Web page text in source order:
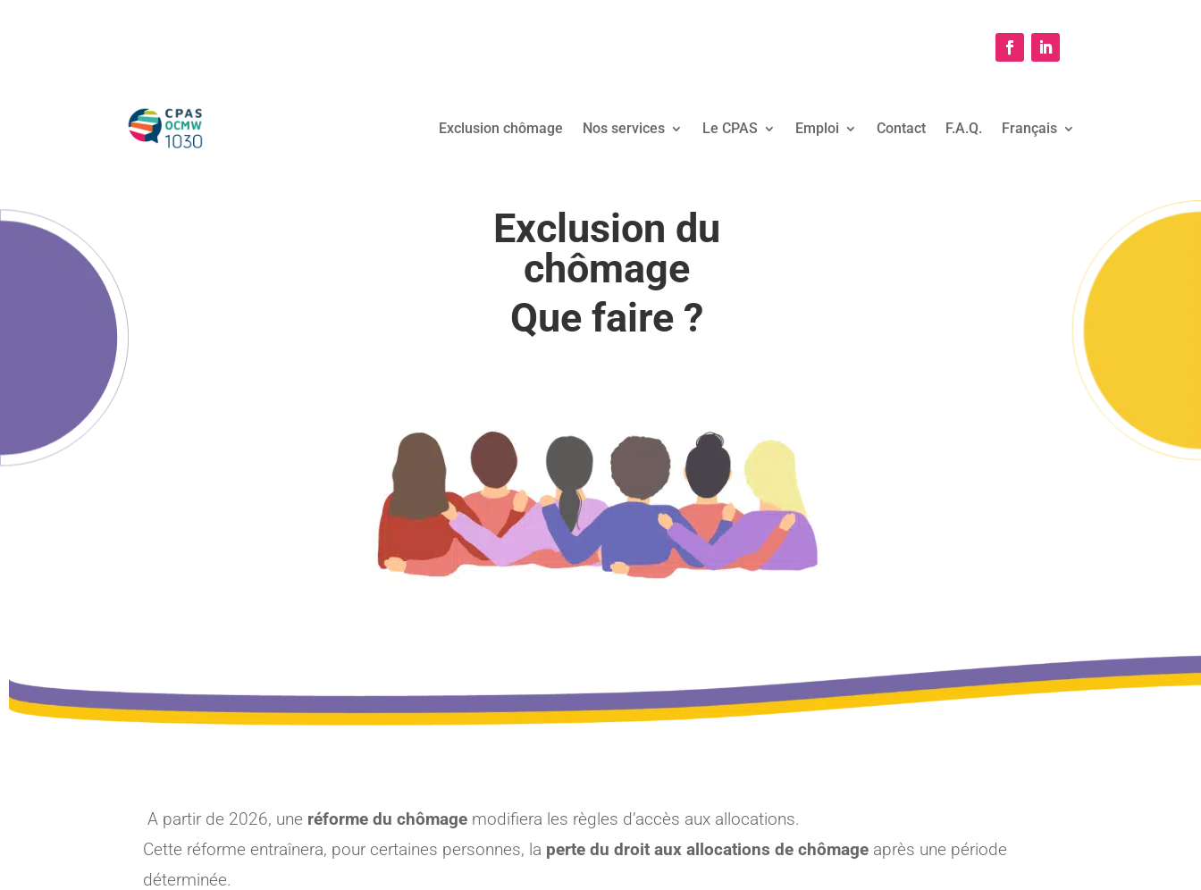
Exclusion chômage Nos services Le CPAS Emploi Contact F.A.Q. Français
Exclusion du
chômage
Que faire ?
A partir de 2026, une réforme du chômage modifiera les règles d’accès aux allocations.
Cette réforme entraînera, pour certaines personnes, la perte du droit aux allocations de chômage après une période
déterminée.